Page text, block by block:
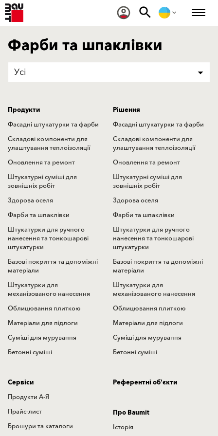
Фарби та шпаклівки
Усі
Продукти
Фасадні штукатурки та фарби
Складові компоненти для
улаштування теплоізоляції
Оновлення та ремонт
Штукатурні суміші для
зовнішніх робіт
Здорова оселя
Фарби та шпаклівки
Штукатурки для ручного
нанесення та тонкошарові
штукатурки
Базові покриття та допоміжні
матеріали
Штукатурки для
механізованого нанесення
Облицювання плиткою
Матеріали для підлоги
Суміші для мурування
Бетонні суміші
Рішення
Фасадні штукатурки та фарби
Складові компоненти для
улаштування теплоізоляції
Оновлення та ремонт
Штукатурні суміші для
зовнішніх робіт
Здорова оселя
Фарби та шпаклівки
Штукатурки для ручного
нанесення та тонкошарові
штукатурки
Базові покриття та допоміжні
матеріали
Штукатурки для
механізованого нанесення
Облицювання плиткою
Матеріали для підлоги
Суміші для мурування
Бетонні суміші
Сервіси
Продукти А-Я
Прайс-лист
Брошури та каталоги
Референтні об'єкти
Про Baumit
Історія